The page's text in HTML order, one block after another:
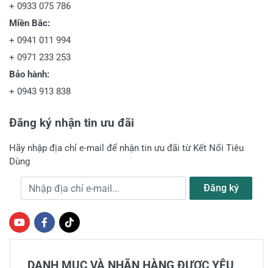
+ 0933 075 786
Miền Bắc:
+ 0941 011 994
+ 0971 233 253
Bảo hành:
+ 0943 913 838
Đăng ký nhận tin ưu đãi
Hãy nhập địa chỉ e-mail để nhận tin ưu đãi từ Kết Nối Tiêu
Dùng
Địa chỉ e-mail Đăng ký